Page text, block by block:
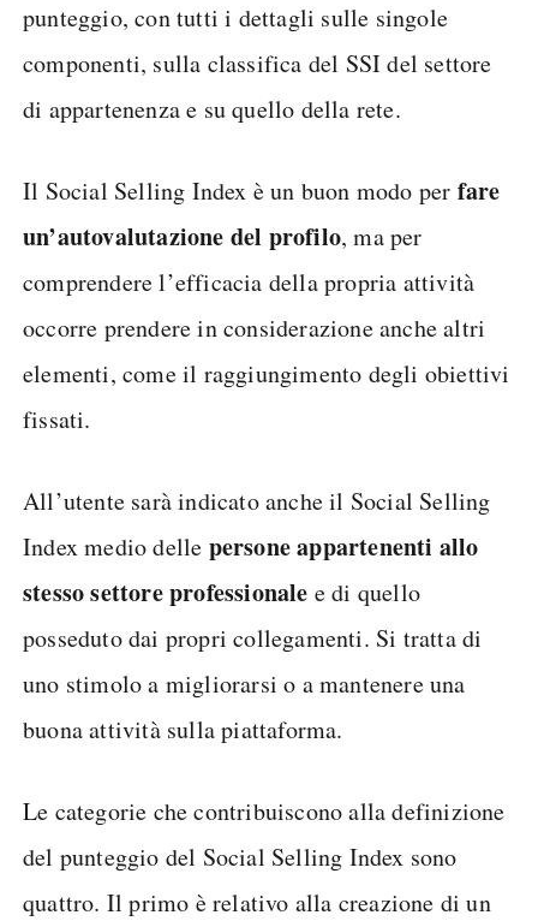
punteggio, con tutti i dettagli sulle singole
componenti, sulla classifica del SSI del settore
di appartenenza e su quello della rete.
Il Social Selling Index è un buon modo per fare
un’autovalutazione del profilo, ma per
comprendere l’efficacia della propria attività
occorre prendere in considerazione anche altri
elementi, come il raggiungimento degli obiettivi
fissati.
All’utente sarà indicato anche il Social Selling
Index medio delle persone appartenenti allo
stesso settore professionale e di quello
posseduto dai propri collegamenti. Si tratta di
uno stimolo a migliorarsi o a mantenere una
buona attività sulla piattaforma.
Le categorie che contribuiscono alla definizione
del punteggio del Social Selling Index sono
quattro. Il primo è relativo alla creazione di un